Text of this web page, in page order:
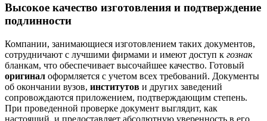
Высокое качество изготовления и подтверждение
подлинности
Компании, занимающиеся изготовлением таких документов,
сотрудничают с лучшими фирмами и имеют доступ к гознак
бланкам, что обеспечивает высочайшее качество. Готовый
оригинал оформляется с учетом всех требований. Документы
об окончании вузов, институтов и других заведений
сопровождаются приложением, подтверждающим степень.
При проведенной проверке документ выглядит, как
настоящий, и предоставляет абсолютную уверенность в его